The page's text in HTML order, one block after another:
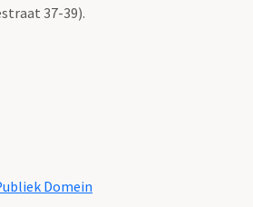
37-39).
Domein